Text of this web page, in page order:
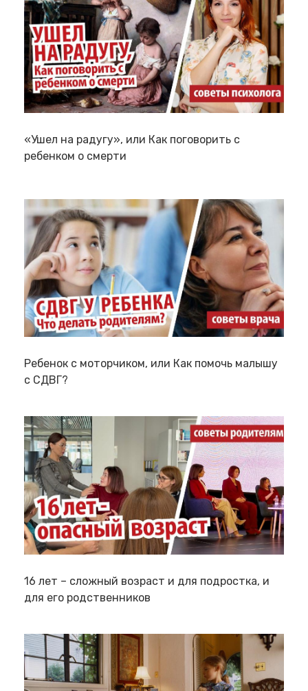
«Ушел на радугу», или Как поговорить с
ребенком о смерти
Ребенок с моторчиком, или Как помочь малышу
с СДВГ?
16 лет – сложный возраст и для подростка, и
для его родственников